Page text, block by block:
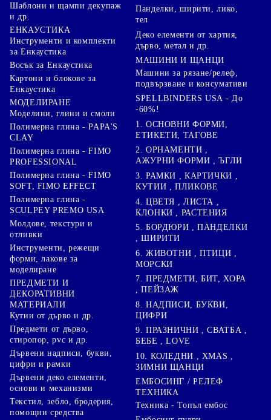
Шаблони и щампи декупаж
и др.
ЕНКАУСТИКА
Инструменти и комплекти
за Енкаустика
Восък за Енкаустика
Картони и блокове за
Енкаустика
МОДЕЛИРАНЕ
Моделини, глини и смоли
Полимерна глина - PAPA'S
CLAY
Полимерна глина - FIMO
PROFESSIONAL
Полимерна глина - FIMO
SOFT, FIMO EFFECT
Полимерна глина -
SCULPEY PREMO USA
Молдове, текстури и
отливки
Инструменти, режещи
форми, лакове за
моделиране
ПРЕДМЕТИ И
ДЕКОРАТИВНИ
МАТЕРИАЛИ
Кутии от дърво и др.
Предмети от дърво,
стиропор, pvc и др.
Дървени надписи, букви,
цифри и рамки
Дървени деко елементи,
основи и механизми
Текстил, зебло, бродерия,
помощни средства
Панделки, ширити, лико,
тел
Деко елементи от хартия,
дърво, метал и др.
МАШИНИ И ЩАНЦИ
Машини за рязане/релеф,
подвързване и консумативи
SPELLBINDERS USA - До
-60%!
1. ОСНОВНИ ФОРМИ,
ЕТИКЕТИ, ТАГОВЕ
2. ОРНАМЕНТИ ,
АЖУРНИ ФОРМИ , ЪГЛИ
3. РАМКИ , КАРТИЧКИ ,
КУТИИ , ПЛИКОВЕ
4. ЦВЕТЯ , ЛИСТА ,
КЛОНКИ , РАСТЕНИЯ
5. БОРДЮРИ , ПАНДЕЛКИ
, ШИРИТИ
6. ЖИВОТНИ , ПТИЦИ ,
МОРСКИ
7. ПРЕДМЕТИ, БИТ, ХОРА
, ПЕЙЗАЖ
8. НАДПИСИ, БУКВИ,
ЦИФРИ
9. ПРАЗНИЧНИ , СВАТБА ,
БЕБЕ , LOVE
10. КОЛЕДНИ , XMAS ,
ЗИМНИ ЩАНЦИ
ЕМБОСИНГ / РЕЛЕФ
ТЕХНИКА
Техника - Топъл ембос